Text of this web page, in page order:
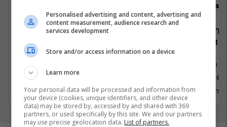
Architect
Arkitekturë dhe Dizajn
Prishtinë
1 Korrik 2026
Trajnim
of Insight
Trajnim
Prishtinë
9
Personalised advertising and content, advertising and
content measurement, audience research and
services development
Store and/or access information on a device
Learn more
Your personal data will be processed and information from
your device (cookies, unique identifiers, and other device
data) may be stored by, accessed by and shared with 369
partners, or used specifically by this site. We and our partners
may use precise geolocation data. List of partners.